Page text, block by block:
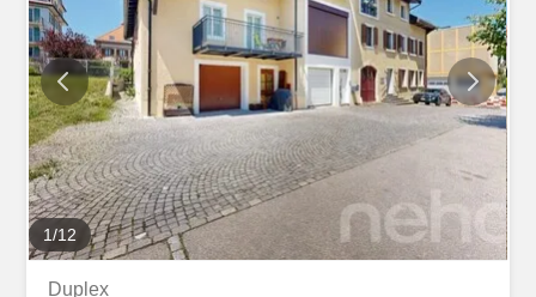
ruhigen Wohnlage bleibt der Crêt-du-Locle nur wenige
Minuten vom Stadtzentrum von La Chaux-de-Fonds,
seinen Geschäften, Schulen und wichtigen Einrichtungen
entfernt. Der Bahnhof ist nur 5 Minuten zu Fuß entfernt.
Ein gesuchtes Gleichgewicht zwischen Natur und
Praktikabilität, das dieses Apartment zu einem besonders
attraktiven Wohnort macht. BESUCHEN SIE...
Willkommen in diesem Apartment im Erdgeschoss Ost
des Gebäudes, das eine fließende und...
1/12
Duplex